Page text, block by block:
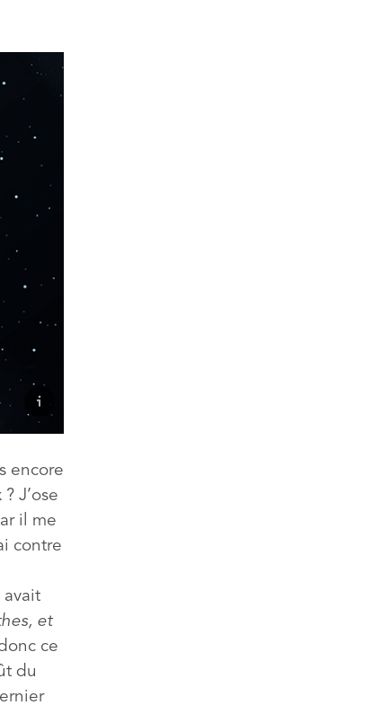
encore
J’ose
il me
contre
avait
et
ce
du